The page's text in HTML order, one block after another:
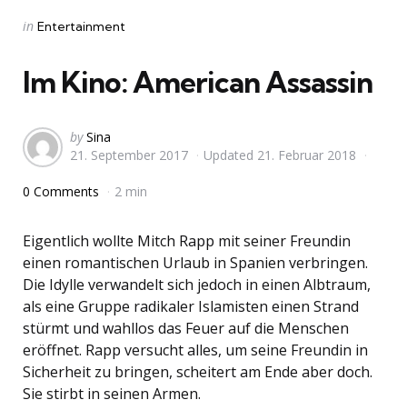
Categories
Posted
in Entertainment
Im Kino: American Assassin
Posted
by
by Sina
21. September 2017
Updated 21. Februar 2018
0 Comments 2 min
Eigentlich wollte Mitch Rapp mit seiner Freundin
einen romantischen Urlaub in Spanien verbringen.
Die Idylle verwandelt sich jedoch in einen Albtraum,
als eine Gruppe radikaler Islamisten einen Strand
stürmt und wahllos das Feuer auf die Menschen
eröffnet. Rapp versucht alles, um seine Freundin in
Sicherheit zu bringen, scheitert am Ende aber doch.
Sie stirbt in seinen Armen.